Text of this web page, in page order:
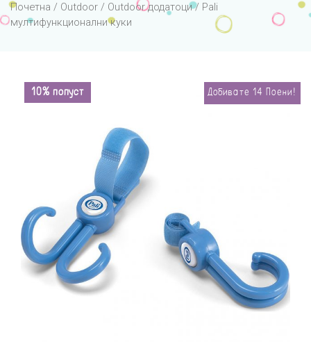
Почетна / Outdoor / Outdoor додатоци/ Pali
мултифункционални куки
10% попуст Добивате 14 Поени!